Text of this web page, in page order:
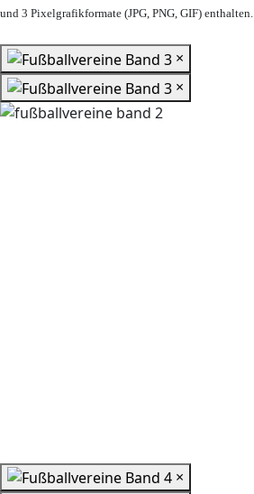
und 3 Pixelgrafikformate (JPG, PNG, GIF) enthalten.
×
×
×